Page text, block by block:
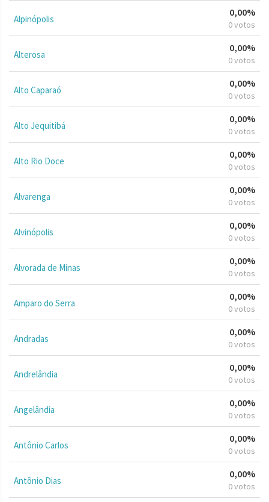
Alpinópolis
0,00%
0 votos
Alterosa
0,00%
0 votos
Alto Caparaó
0,00%
0 votos
Alto Jequitibá
0,00%
0 votos
Alto Rio Doce
0,00%
0 votos
Alvarenga
0,00%
0 votos
Alvinópolis
0,00%
0 votos
Alvorada de Minas
0,00%
0 votos
Amparo do Serra
0,00%
0 votos
Andradas
0,00%
0 votos
Andrelândia
0,00%
0 votos
Angelândia
0,00%
0 votos
Antônio Carlos
0,00%
0 votos
Antônio Dias
0,00%
0 votos